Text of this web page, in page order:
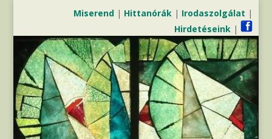
Miserend| Hittanórák| Irodaszolgálat |
Hirdetéseink|